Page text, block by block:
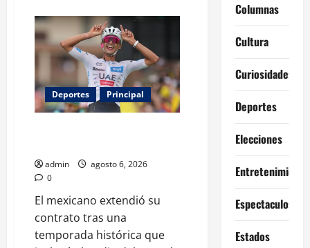
Luis
Miguel
reaparece
en
comercial
tras
meses
alejado
de
los
Deportes Principal
admin
agosto 6, 2026
0
El mexicano extendió su
contrato tras una
temporada histórica que
Columnas
Cultura
Curiosidades
Deportes
Elecciones
Entretenimiento
Espectaculos
Estados